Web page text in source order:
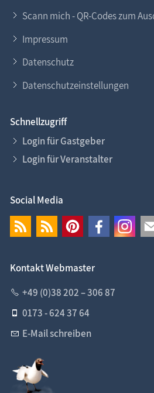
Scann mich - QR-Codes zum
Impressum
Datenschutz
Datenschutzeinstellungen
Schnellzugriff
Login für Gastgeber
Login für Veranstalter
Social Media
Kontakt Webmaster
+49 (0)38 202 – 306 87
0173 - 624 37 64
E-Mail schreiben